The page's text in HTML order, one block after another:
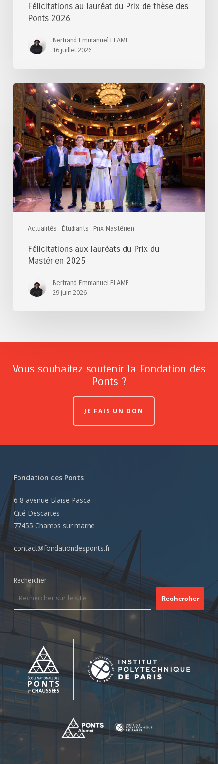
Félicitations au lauréat du Prix de thèse des
Ponts 2026
Bertrand Emmanuel ELAME
16 juillet 2026
Actualités Étudiants Prix Mastérien
Félicitations
aux
lauréats
du
Prix
du
Mastérien
2025
Félicitations aux lauréats du Prix du
Mastérien 2025
Bertrand Emmanuel ELAME
29 juin 2026
Vous souhaitez soutenir la Fondation des
Ponts ?
JE FAIS UN DON
Fondation des Ponts
6-8 avenue Blaise Pascal
Cité Descartes
77455 Champs sur marne
contact@fondationdesponts.fr
Rechercher
Rechercher